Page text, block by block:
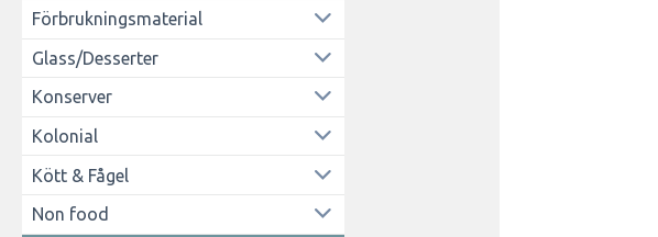
Förbrukningsmaterial
Glass/Desserter
Konserver
Kolonial
Kött & Fågel
Non food